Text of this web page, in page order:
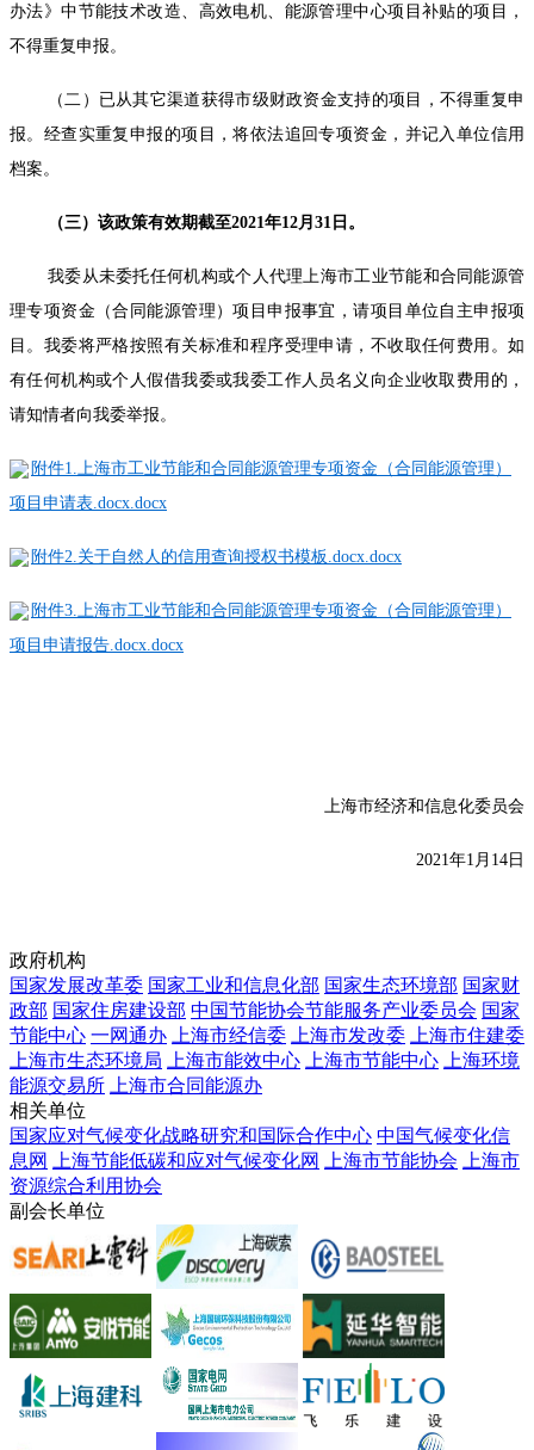
办法》中节能技术改造、高效电机、能源管理中心项目补贴的项目，
不得重复申报。
（二）已从其它渠道获得市级财政资金支持的项目，不得重复申
报。经查实重复申报的项目，将依法追回专项资金，并记入单位信用
档案。
（三）该政策有效期截至2021年12月31日。
我委从未委托任何机构或个人代理上海市工业节能和合同能源管
理专项资金（合同能源管理）项目申报事宜，请项目单位自主申报项
目。我委将严格按照有关标准和程序受理申请，不收取任何费用。如
有任何机构或个人假借我委或我委工作人员名义向企业收取费用的，
请知情者向我委举报。
附件1.上海市工业节能和合同能源管理专项资金（合同能源管理）
项目申请表.docx.docx
附件2.关于自然人的信用查询授权书模板.docx.docx
附件3.上海市工业节能和合同能源管理专项资金（合同能源管理）
项目申请报告.docx.docx
上海市经济和信息化委员会
2021年1月14日
政府机构
国家发展改革委 国家工业和信息化部 国家生态环境部 国家财
政部 国家住房建设部 中国节能协会节能服务产业委员会 国家
节能中心 一网通办 上海市经信委 上海市发改委
上海市住建委
上海市生态环境局
上海市能效中心 上海市节能中心
上海环境
能源交易所
上海市合同能源办
相关单位
国家应对气候变化战略研究和国际合作中心 中国气候变化信
息网
上海节能低碳和应对气候变化网 上海市节能协会
上海市
资源综合利用协会
副会长单位